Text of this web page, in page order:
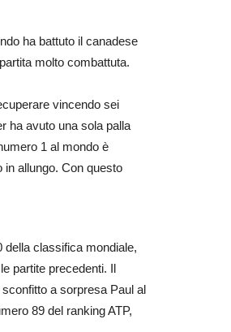
ha battuto il canadese
molto combattuta.
vincendo sei
ha avuto una sola palla
1 al mondo è
in allungo. Con questo
della classifica mondiale,
partite precedenti. Il
sconfitto a sorpresa Paul al
89 del ranking ATP,